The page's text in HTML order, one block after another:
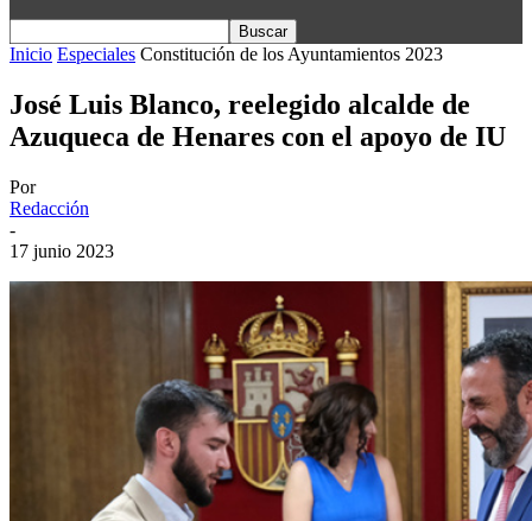
Inicio Especiales Constitución de los Ayuntamientos 2023
José Luis Blanco, reelegido alcalde de
Azuqueca de Henares con el apoyo de IU
Por
Redacción
-
17 junio 2023